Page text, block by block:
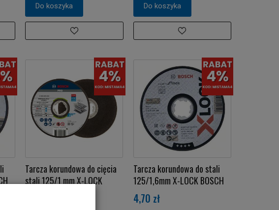
Do koszyka Do koszyka
Tarcza korundowa do cięcia
stali 125/1 mm X-LOCK
Tarcza korundowa do stali
125/1,6mm X-LOCK BOSCH
4,70 zł